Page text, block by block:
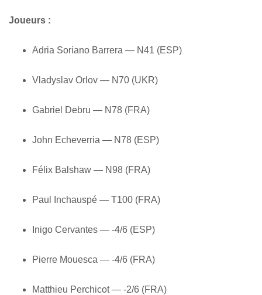
Joueurs :
Adria Soriano Barrera — N41 (ESP)
Vladyslav Orlov — N70 (UKR)
Gabriel Debru — N78 (FRA)
John Echeverria — N78 (ESP)
Félix Balshaw — N98 (FRA)
Paul Inchauspé — T100 (FRA)
Inigo Cervantes — -4/6 (ESP)
Pierre Mouesca — -4/6 (FRA)
Matthieu Perchicot — -2/6 (FRA)